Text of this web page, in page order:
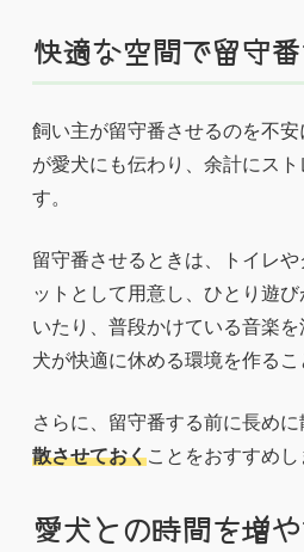
快適な空間で留守
飼い主が留守番させるのを不
が愛犬にも伝わり、余計にス
す。
留守番させるときは、トイレ
ットとして用意し、ひとり遊
いたり、普段かけている音楽
犬が快適に休める環境を作るこ
さらに、留守番する前に長めに
散させておくことをおすすめし
愛犬との時間を増